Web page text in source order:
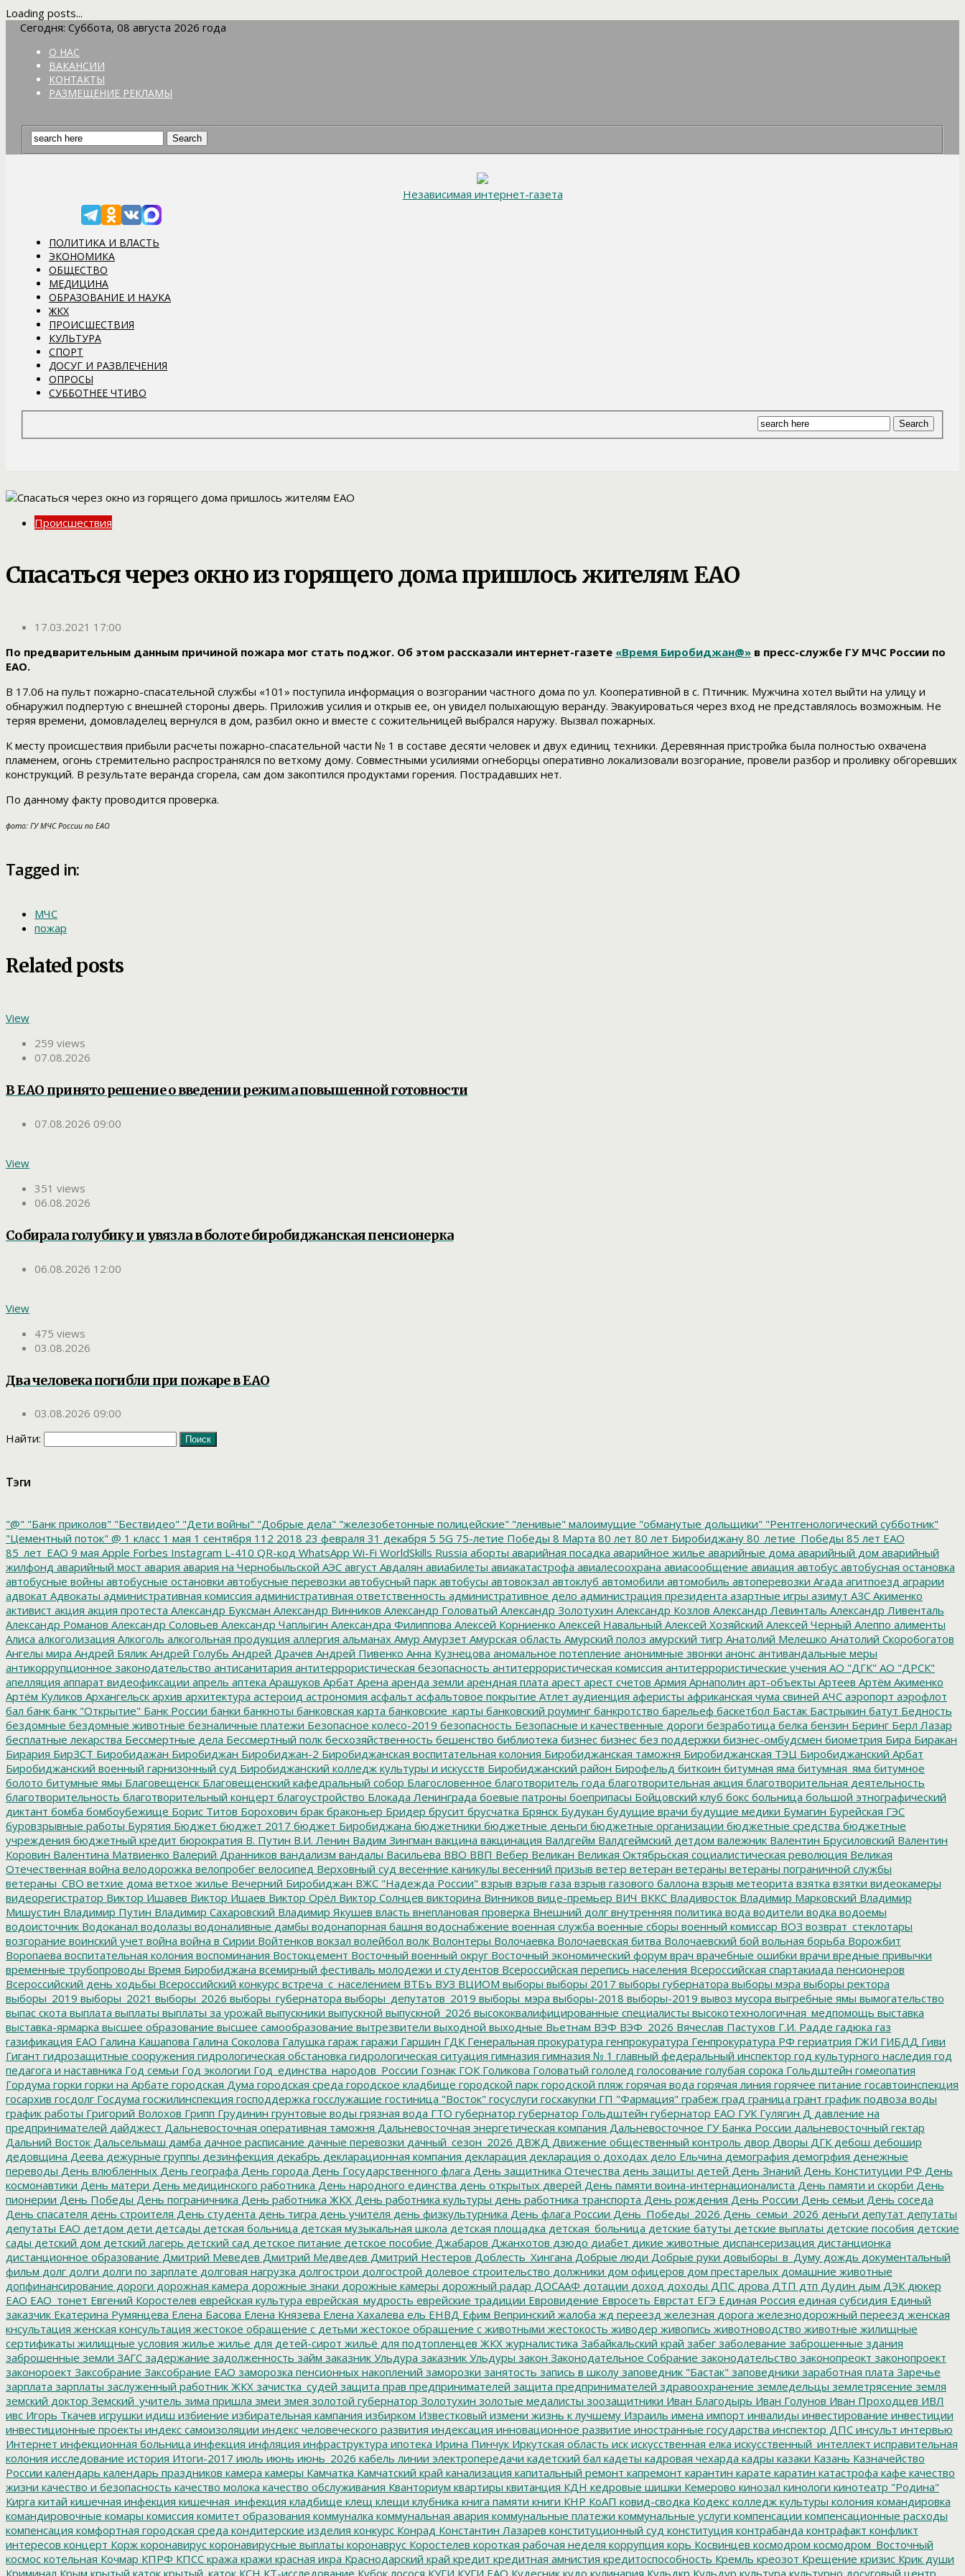
Loading posts...
Сегодня: Суббота, 08 августа 2026 года
О НАС
ВАКАНСИИ
КОНТАКТЫ
РАЗМЕЩЕНИЕ РЕКЛАМЫ
Независимая интернет-газета
ПОЛИТИКА И ВЛАСТЬ
ЭКОНОМИКА
ОБЩЕСТВО
МЕДИЦИНА
ОБРАЗОВАНИЕ И НАУКА
ЖКХ
ПРОИСШЕСТВИЯ
КУЛЬТУРА
СПОРТ
ДОСУГ И РАЗВЛЕЧЕНИЯ
ОПРОСЫ
СУББОТНЕЕ ЧТИВО
Происшествия
Спасаться через окно из горящего дома пришлось жителям ЕАО
17.03.2021 17:00
По предварительным данным причиной пожара мог стать поджог. Об этом рассказали интернет-газете «Время Биробиджан@» в пресс-службе ГУ МЧС России по
ЕАО.
В 17.06 на пульт пожарно-спасательной службы «101» поступила информация о возгорании частного дома по ул. Кооперативной в с. Птичник. Мужчина хотел выйти на улицу и
обнаружил подпертую с внешней стороны дверь. Приложив усилия и открыв ее, он увидел полыхающую веранду. Эвакуироваться через вход не представлялось возможным. Не
теряя времени, домовладелец вернулся в дом, разбил окно и вместе с сожительницей выбрался наружу. Вызвал пожарных.
К месту происшествия прибыли расчеты пожарно-спасательной части № 1 в составе десяти человек и двух единиц техники. Деревянная пристройка была полностью охвачена
пламенем, огонь стремительно распространялся по ветхому дому. Совместными усилиями огнеборцы оперативно локализовали возгорание, провели разбор и проливку обгоревших
конструкций. В результате веранда сгорела, сам дом закоптился продуктами горения. Пострадавших нет.
По данному факту проводится проверка.
фото: ГУ МЧС России по ЕАО
Tagged in:
МЧС
пожар
Related posts
View
259 views
07.08.2026
В ЕАО принято решение о введении режима повышенной готовности
07.08.2026 09:00
View
351 views
06.08.2026
Собирала голубику и увязла в болоте биробиджанская пенсионерка
06.08.2026 12:00
View
475 views
03.08.2026
Два человека погибли при пожаре в ЕАО
03.08.2026 09:00
Найти:
Тэги
"@" "Банк приколов" "Бествидео" "Дети войны" "Добрые дела" "железобетонные полицейские" "ленивые" малоимущие "обманутые дольщики" "Рентгенологический субботник"
"Цементный поток" @ 1 класс 1 мая 1 сентября 112 2018 23 февраля 31 декабря 5 5G 75-летие Победы 8 Марта 80 лет 80 лет Биробиджану 80_летие_Победы 85 лет ЕАО
85_лет_ЕАО 9 мая Apple Forbes Instagram L-410 QR-код WhatsApp Wi-Fi WorldSkills Russia аборты аварийная посадка аварийное жилье аварийные дома аварийный дом аварийный
жилфонд аварийный мост авария авария на Чернобыльской АЭС август Авдалян авиабилеты авиакатастрофа авиалесоохрана авиасообщение авиация автобус автобусная остановка
автобусные войны автобусные остановки автобусные перевозки автобусный парк автобусы автовокзал автоклуб автомобили автомобиль автоперевозки Агада агитпоезд аграрии
адвокат Адвокаты административная комиссия административная ответственность административное дело администрация президента азартные игры азимут АЗС Акименко
активист акция акция протеста Александр Буксман Александр Винников Александр Головатый Александр Золотухин Александр Козлов Александр Левинталь Александр Ливенталь
Александр Романов Александр Соловьев Александр Чаплыгин Александра Филиппова Алексей Корниенко Алексей Навальный Алексей Хозяйский Алексей Черный Алеппо алименты
Алиса алкоголизация Алкоголь алкогольная продукция аллергия альманах Амур Амурзет Амурская область Амурский полоз амурский тигр Анатолий Мелешко Анатолий Скоробогатов
Ангелы мира Андрей Бялик Андрей Голубь Андрей Драчев Андрей Пивенко Анна Кузнецова аномальное потепление анонимные звонки анонс антивандальные меры
антикоррупционное законодательство антисанитария антитеррористическая безопасность антитеррористическая комиссия антитеррористические учения АО "ДГК" АО "ДРСК"
апелляция аппарат видеофиксации апрель аптека Арашуков Арбат Арена аренда земли арендная плата арест арест счетов Армия Арнаполин арт-объекты Артеев Артём Акименко
Артём Куликов Архангельск архив архитектура астероид астрономия асфальт асфальтовое покрытие Атлет аудиенция аферисты африканская чума свиней АЧС аэропорт аэрофлот
бал банк банк "Открытие" Банк России банки банкноты банковская карта банковские_карты банковский роуминг банкротство барельеф баскетбол Бастак Бастрыкин батут Бедность
бездомные бездомные животные безналичные платежи Безопасное колесо-2019 безопасность Безопасные и качественные дороги безработица белка бензин Беринг Берл Лазар
бесплатные лекарства Бессмертные дела Бессмертный полк бесхозяйственность бешенство библиотека бизнес бизнес без поддержки бизнес-омбудсмен биометрия Бира Биракан
Бирария БирЗСТ Биробидажан Биробиджан Биробиджан-2 Биробиджанская воспитательная колония Биробиджанская таможня Биробиджанская ТЭЦ Биробиджанский Арбат
Биробиджанский военный гарнизонный суд Биробиджанский колледж культуры и искусств Биробиджанский район Бирофельд биткоин битумная яма битумная_яма битумное
болото битумные ямы Благовещенск Благовещенский кафедральный собор Благословенное благотворитель года благотворительная акция благотворительная деятельность
благотворительность благотворительный концерт благоустройство Блокада Ленинграда боевые патроны боеприпасы Бойцовский клуб бокс больница большой этнографический
диктант бомба бомбоубежище Борис Титов Борохович брак браконьер Бридер брусит брусчатка Брянск Будукан будущие врачи будущие медики Бумагин Бурейская ГЭС
буровзрывные работы Бурятия Бюджет бюджет 2017 бюджет Биробиджана бюджетники бюджетные деньги бюджетные организации бюджетные средства бюджетные
учреждения бюджетный кредит бюрократия В. Путин В.И. Ленин Вадим Зингман вакцина вакцинация Валдгейм Валдгеймский детдом валежник Валентин Брусиловский Валентин
Коровин Валентина Матвиенко Валерий Дранников вандализм вандалы Васильева ВВО ВВП Вебер Великан Великая Октябрьская социалистическая революция Великая
Отечественная война велодорожка велопробег велосипед Верховный суд весенние каникулы весенний призыв ветер ветеран ветераны ветераны пограничной службы
ветераны_СВО ветхие дома ветхое жилье Вечерний Биробиджан ВЖС "Надежда России" взрыв взрыв газа взрыв газового баллона взрыв метеорита взятка взятки видеокамеры
видеорегистратор Виктор Ишавев Виктор Ишаев Виктор Орёл Виктор Солнцев викторина Винников вице-премьер ВИЧ ВККС Владивосток Владимир Марковский Владимир
Мишустин Владимир Путин Владимир Сахаровский Владимир Якушев власть внеплановая проверка Внешний долг внутренняя политика вода водители водка водоемы
водоисточник Водоканал водолазы водоналивные дамбы водонапорная башня водоснабжение военная служба военные сборы военный комиссар ВОЗ возврат_стеклотары
возгорание воинский учет война война в Сирии Войтенков вокзал волейбол волк Волонтеры Волочаевка Волочаевская битва Волочаевский бой вольная борьба Ворожбит
Воропаева воспитательная колония воспоминания Востокцемент Восточный военный округ Восточный экономический форум врач врачебные ошибки врачи вредные привычки
временные трубопроводы Время Биробиджана всемирный фестиваль молодежи и студентов Всероссийская перепись населения Всероссийская спартакиада пенсионеров
Всероссийский день ходьбы Всероссийский конкурс встреча_с_населением ВТБъ ВУЗ ВЦИОМ выборы выборы 2017 выборы губернатора выборы мэра выборы ректора
выборы_2019 выборы_2021 выборы_2026 выборы_губернатора выборы_депутатов_2019 выборы_мэра выборы-2018 выборы-2019 вывоз мусора выгребные ямы вымогательство
выпас скота выплата выплаты выплаты за урожай выпускники выпускной выпускной_2026 высококвалифицированные специалисты высокотехнологичная_медпомощь выставка
выставка-ярмарка высшее образование высшее самообразование вытрезвители выходной выходные Вьетнам ВЭФ ВЭФ_2026 Вячеслав Пастухов Г.И. Радде гадюка газ
газификация ЕАО Галина Кашапова Галина Соколова Галушка гараж гаражи Гаршин ГДК Генеральная прокуратура генпрокуратура Генпрокуратура РФ гериатрия ГЖИ ГИБДД Гиви
Гигант гидрозащитные сооружения гидрологическая обстановка гидрологическая ситуация гимназия гимназия № 1 главный федеральный инспектор год культурного наследия год
педагога и наставника Год семьи Год экологии Год_единства_народов_России Гознак ГОК Голикова Головатый гололед голосование голубая сорока Гольдштейн гомеопатия
Гордума горки горки на Арбате городская Дума городская среда городское кладбище городской парк городской пляж горячая вода горячая линия горячее питание госавтоинспекция
госархив госдолг Госдума госжилинспекция господдержка госслужащие гостиница "Восток" госуслуги госхакупки ГП "Фармация" грабеж град граница грант график подвоза воды
график работы Григорий Волохов Грипп Грудинин грунтовые воды грязная вода ГТО губернатор губернатор Гольдштейн губернатор ЕАО ГУК Гулягин Д давление на
предпринимателей дайджест Дальневосточная оперативная таможня Дальневосточная энергетическая компания Дальневосточное ГУ Банка России дальневосточный гектар
Дальний Восток Дальсельмаш дамба дачное расписание дачные перевозки дачный_сезон_2026 ДВЖД Движение общественный контроль двор Дворы ДГК дебош дебошир
дедовщина Деева дежурные группы дезинфекция декабрь декларационная компания декларация декларация о доходах дело Ельчина демография демогрфия денежные
переводы День влюбленных День географа День города День Государственного флага День защитника Отечества день защиты детей День Знаний День Конституции РФ День
космонавтики День матери День медицинского работника День народного единства день открытых дверей День памяти воина-интернационалиста День памяти и скорби День
пионерии День Победы День пограничника День работника ЖКХ День работника культуры день работника транспорта День рождения День России День семьи День соседа
День спасателя день строителя День студента день тигра день учителя день физкультурника День флага России День_Победы_2026 День_семьи_2026 деньги депутат депутаты
депутаты ЕАО детдом дети детсады детская больница детская музыкальная школа детская площадка детская_больница детские батуты детские выплаты детские пособия детские
сады детский дом детский лагерь детский сад детское питание детское пособие Джабаров Джанхотов дзюдо диабет дикие животные диспансеризация дистанционка
дистанционное образование Дмитрий Меведев Дмитрий Медведев Дмитрий Нестеров Доблесть_Хингана Добрые люди Добрые руки довыборы_в_Думу дождь документальный
фильм долг долги долги по зарплате долговая нагрузка долгострои долгострой долевое строительство должники дом офицеров дом престарелых домашние животные
допфинансирование дороги дорожная камера дорожные знаки дорожные камеры дорожный радар ДОСААФ дотации доход доходы ДПС дрова ДТП дтп Дудин дым ДЭК дюкер
ЕАО ЕАО_тонет Евгений Коростелев еврейская культура еврейская_мудрость еврейские традиции Евровидение Евросеть Еврстат ЕГЭ Единая Россия единая субсидия Единый
заказчик Екатерина Румянцева Елена Басова Елена Князева Елена Хахалева ель ЕНВД Ефим Вепринский жалоба жд переезд железная дорога железнодорожный переезд женская
кнсультация женская консультация жестокое обращение с детьми жестокое обращение с животными жестокость живодер живопись животноводство животные жилищные
сертификаты жилищные условия жилье жилье для детей-сирот жильё для подтопленцев ЖКХ журналистика Забайкальский край забег заболевание заброшенные здания
заброшенные земли ЗАГС задержание задолженность займ заказник Ульдура заказник Ульдуры закон Законодательное Собрание законодательство законопреокт законопроект
законороект Заксобрание Заксобрание ЕАО заморозка пенсионных накоплений заморозки занятость запись в школу заповедник "Бастак" заповедники заработная плата Заречье
зарплата зарплаты заслуженный работник ЖКХ зачистка_судей защита прав предпринимателей защита предпринимателей здравоохранение земледельцы землетрясение земля
земский доктор Земский_учитель зима пришла змеи змея золотой губернатор Золотухин золотые медалисты зоозащитники Иван Благодырь Иван Голунов Иван Проходцев ИВЛ
ивс Игорь Ткачев игрушки идиш избиение избирательная кампания избирком Известковый измени жизнь к лучшему Израиль имена импорт инвалиды инвестирование инвестиции
инвестиционные проекты индекс самоизоляции индекс человеческого развития индексация инновационное развитие иностранные государства инспектор ДПС инсульт интервью
Интернет инфекционная больница инфекция инфляция инфраструктура ипотека Ирина Пинчук Иркутская область иск искусственная елка искусственный_интеллект исправительная
колония исследование история Итоги-2017 июль июнь июнь_2026 кабель линии электропередачи кадетский бал кадеты кадровая чехарда кадры казаки Казань Казначейство
России календарь календарь праздников камера камеры Камчатка Камчатский край канализация капитальный ремонт капремонт карантин карате каратин катастрофа кафе качество
жизни качество и безопасность качество молока качество обслуживания Кванториум квартиры квитанция КДН кедровые шишки Кемерово кинозал кинологи кинотеатр "Родина"
Кирга китай кишечная инфекция кишечная_инфекция кладбище клещ клещи клубника книга памяти книги КНР КоАП ковид-сводка Кодекс колледж культуры колония командировка
командировочные комары комиссия комитет образования коммуналка коммунальная авария коммунальные платежи коммунальные услуги компенсации компенсационные расходы
компенсация комфортная городская среда кондитерские изделия конкурс Конрад Константин Лазарев конституционный суд конституция контрабанда контрафакт конфликт
интересов концерт Корж коронавирус коронавирусные выплаты коронаврус Коростелев короткая рабочая неделя коррупция корь Косвинцев космодром космодром_Восточный
космос котельная Кочмар КПРФ КПСС кража кражи красная икра Краснодарский край кредит кредитная амнистия кредитоспособность Кремль креозот Крещение кризис Крик души
Криминал Крым крытый каток крытый_каток КСН КТ-исследование Кубок лосося КУГИ КУГИ ЕАО Кудесник кудо кулинария Кульдкр Кульдур культура культурно досуговый центр